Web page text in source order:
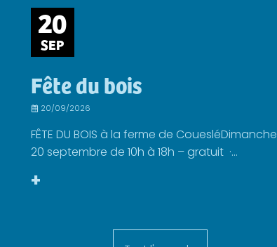
20
SEP
Fête du bois
20/09/2026
FÊTE DU BOIS à la ferme de CouesléDimanche
20 septembre de 10h à 18h – gratuit ·...
+